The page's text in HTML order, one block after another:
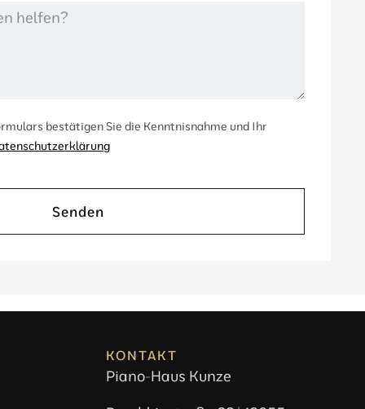
bestätigen Sie die Kenntnisnahme und Ihr
Senden
KONTAKT
Piano-Haus Kunze